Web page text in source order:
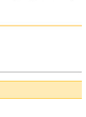
メディア
合わせ
質問